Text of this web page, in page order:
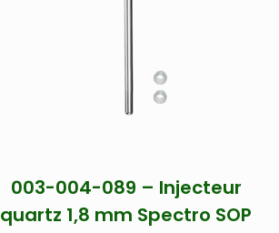
003-004-089 – Injecteur
quartz 1,8 mm Spectro SOP